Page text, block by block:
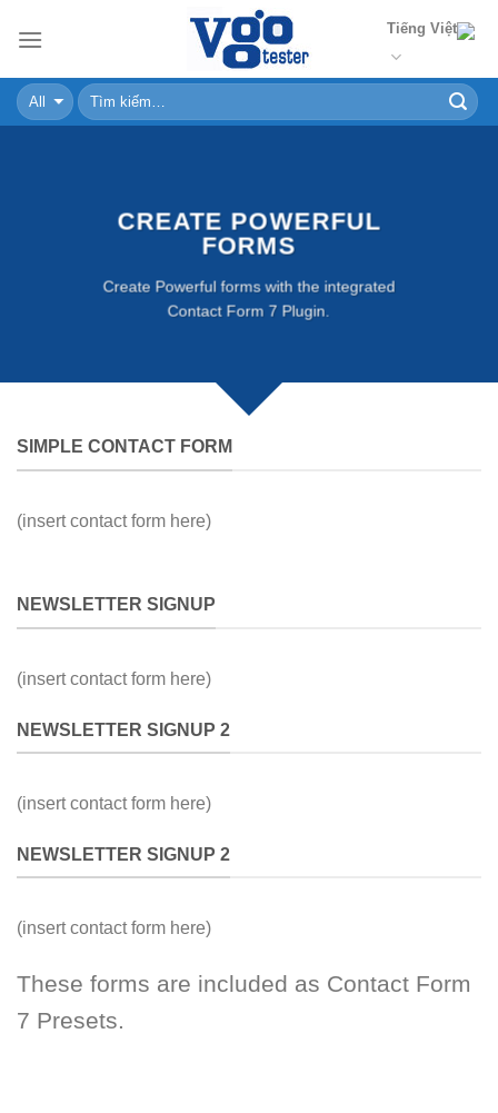
Tiếng Việt
CREATE POWERFUL
FORMS
Create Powerful forms with the integrated
Contact Form 7 Plugin.
SIMPLE CONTACT FORM
(insert contact form here)
NEWSLETTER SIGNUP
(insert contact form here)
NEWSLETTER SIGNUP 2
(insert contact form here)
NEWSLETTER SIGNUP 2
(insert contact form here)
These forms are included as Contact Form
7 Presets.